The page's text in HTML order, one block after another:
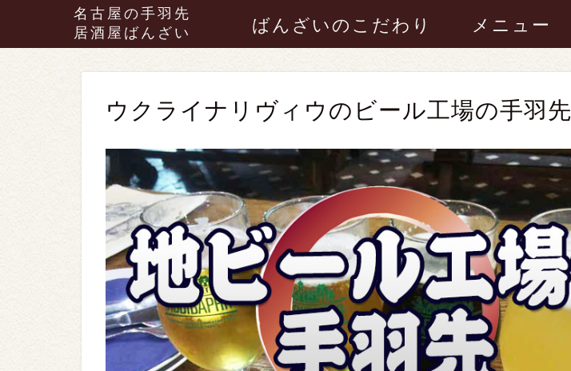
名古屋の手羽先
居酒屋ばんざい
ばんざいのこだわり メニュー
ウクライナリヴィウのビール工場の手羽先